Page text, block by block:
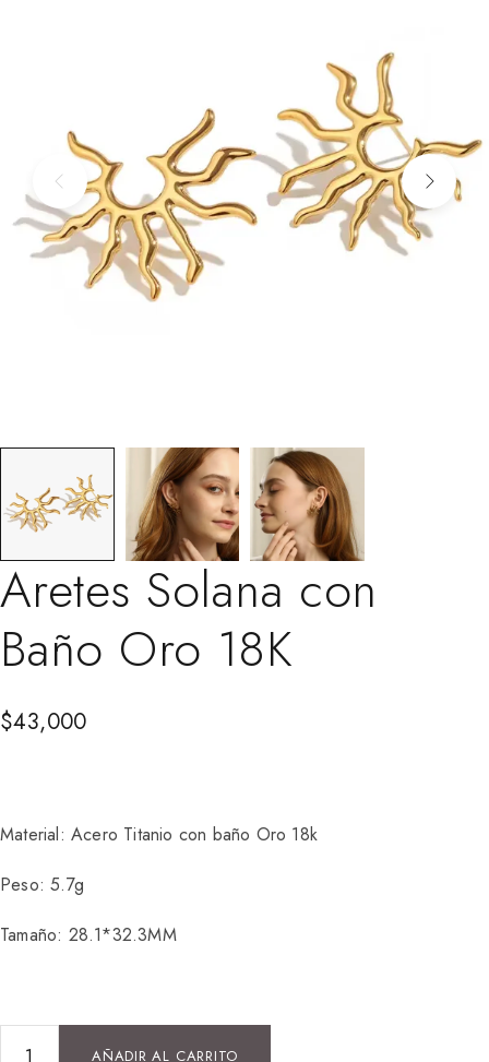
Aretes Solana con
Baño Oro 18K
$43,000
Material: Acero Titanio con baño Oro 18k
Peso: 5.7g
Tamaño: 28.1*32.3MM
AÑADIR AL CARRITO